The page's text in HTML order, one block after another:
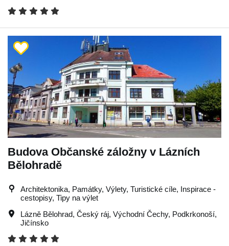
Budova Občanské záložny v Lázních
Bělohradě
Architektonika, Památky, Výlety, Turistické cíle, Inspirace -
cestopisy, Tipy na výlet
Lázně Bělohrad, Český ráj, Východní Čechy, Podkrkonoší,
Jičínsko